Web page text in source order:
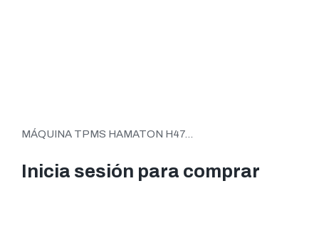
MÁQUINA TPMS HAMATON H47...
Inicia sesión para comprar